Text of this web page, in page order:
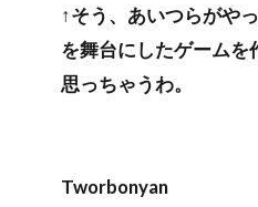
↑そう、あいつらがや
を舞台にしたゲームを
思っちゃうわ。
Tworbonyan